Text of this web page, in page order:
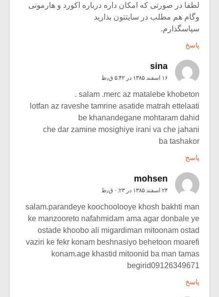
لطفا در صورتی که امکان داره درباره اکورد و هارمونی
وگام هم مطلب در سایتتون بذارید
سپاسگذارم.
پاسخ
sina
۱۶ اسفند ۱۳۸۵ در ۵:۴۲ ق٫ظ
salam .merc az matalebe khobeton .
lotfan az raveshe tamrine asatide matrah ettelaati
be khanandegane mohtaram dahid
che dar zamine mosighiye irani va che jahani
ba tashakor
پاسخ
mohsen
۲۴ اسفند ۱۳۸۵ در ۰:۲۳ ق٫ظ
salam.parandeye koochoolooye khosh bakhti man
ke manzooreto nafahmidam ama agar donbale ye
ostade khoobo ali migardiman mitoonam ostad
vaziri ke fekr konam beshnasiyo behetoon moarefi
konam.age khastid mitoonid ba man tamas
begirid09126349671
پاسخ